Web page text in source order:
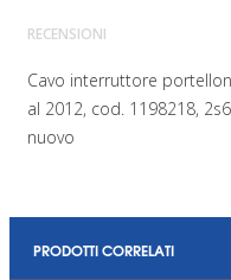
RECENSIONI
Cavo interruttore
al 2012, cod. 1198218,
nuovo
PRODOTTI CORRELATI